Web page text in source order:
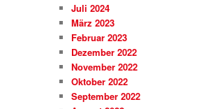
Juli 2024
März 2023
Februar 2023
Dezember 2022
November 2022
Oktober 2022
September 2022